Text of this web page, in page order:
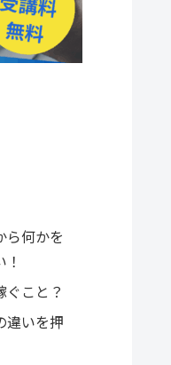
ら何かを
こと？
違いを押